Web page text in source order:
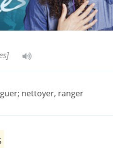
nettoyer, ranger